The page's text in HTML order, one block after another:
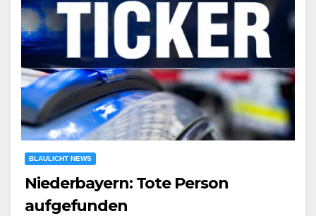
BLAULICHT NEWS
Niederbayern: Tote Person
aufgefunden